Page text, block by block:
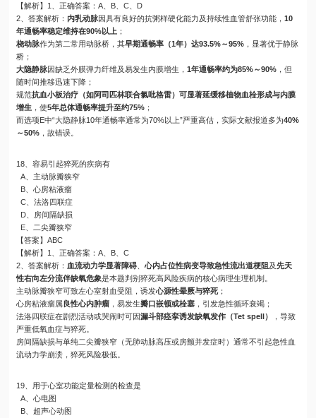
【解析】1、正确答案：A、B、C、D
2、答案解析： 内乳动脉因具有良好的抗粥样硬化能力及持续性血管舒张功能，10
年通畅率稳定维持在90%以上 ；
桡动脉作为第二常用动脉桥，其早期通畅率（1年）达93.5%～95% ，显著优于静脉
桥；
大隐静脉因缺乏外膜弹力纤维及易发生内膜增生，1年通畅率约为85%～90% ，但
随时间推移迅速下降；
规范抗血小板治疗（如阿司匹林联合氯吡格雷）可显著延缓移植物血栓形成与内膜
增生 ，使5年总体通畅率提升至约75% ；
而选项E中“大隐静脉10年通畅率通常为70%以上”严重高估，实际文献报道多为40%
～50% ，故错误。
18、容易引起猝死的疾病有
A、主动脉瓣狭窄
B、心房粘液瘤
C、法洛四联症
D、房间隔缺损
E、二尖瓣狭窄
【答案】ABC
【解析】1、正确答案：A、B、C
2、答案解析： 血流动力学显著障碍 、心内占位性病变导致急性流出道梗阻 及先天
性右向左分流伴缺氧危象是本题判别猝死高风险疾病的核心病理生理机制。
主动脉瓣狭窄可致左心室射血受阻，诱发心源性晕厥与猝死；
心房粘液瘤属良性心内肿瘤 ，易发生瓣口嵌顿或栓塞 ，引发急性循环衰竭；
法洛四联症在剧烈活动或哭闹时可因漏斗部痉挛诱发缺氧发作（Tet spell）
，导致
严重低氧血症与猝死。
房间隔缺损与单纯二尖瓣狭窄（无肺动脉高压或房颤并发症时）通常不引起急性血
流动力学崩溃，猝死风险极低。
19、用于心室功能定量检测的检查是
A、心电图
B、超声心动图